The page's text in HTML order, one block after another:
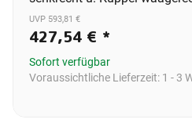
UVP 593,81 €
427,54 € *
Sofort verfügbar
Voraussichtliche Lieferzeit: 1 - 3